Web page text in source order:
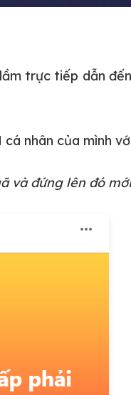
trực tiếp dẫn
nhân của mình
và đứng lên đó